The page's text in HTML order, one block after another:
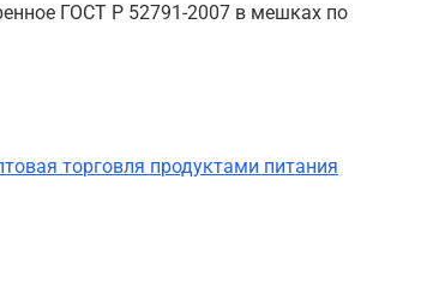
ГОСТ Р 52791-2007 в мешках по
торговля продуктами питания